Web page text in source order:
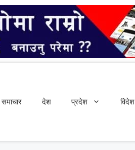
समाचार देश प्रदेश विदेश